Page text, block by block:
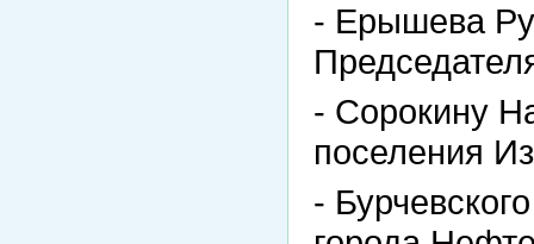
- Ерышева
- Сорокину
поселения
-